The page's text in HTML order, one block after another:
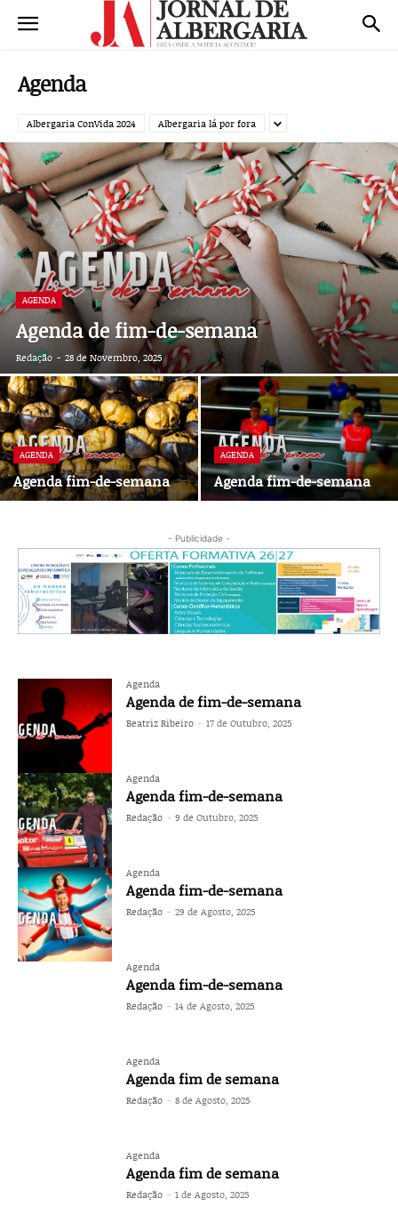
Agenda
Albergaria ConVida 2024 Albergaria lá por fora
AGENDA
Agenda de fim-de-semana
Redação - 28 de Novembro, 2025
AGENDA
Agenda fim-de-semana
AGENDA
Agenda fim-de-semana
- Publicidade -
Agenda
Agenda de fim-de-semana
Beatriz Ribeiro - 17 de Outubro, 2025
Agenda
Agenda fim-de-semana
Redação - 9 de Outubro, 2025
Agenda
Agenda fim-de-semana
Redação - 29 de Agosto, 2025
Agenda
Agenda fim-de-semana
Redação - 14 de Agosto, 2025
Agenda
Agenda fim de semana
Redação - 8 de Agosto, 2025
Agenda
Agenda fim de semana
Redação - 1 de Agosto, 2025